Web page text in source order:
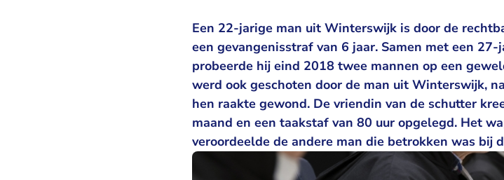
Een 22-jarige man uit Winterswijk is door de
een gevangenisstraf van 6 jaar. Samen met een
probeerde hij eind 2018 twee mannen op een
werd ook geschoten door de man uit Winterswijk,
hen raakte gewond. De vriendin van de schutter
maand en een taakstaf van 80 uur opgelegd. Het
veroordeelde de andere man die betrokken was bij